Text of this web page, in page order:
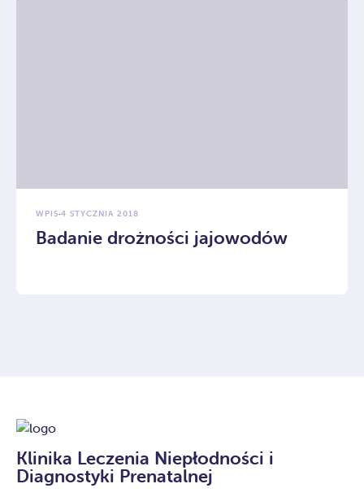
WPIS·4 STYCZNIA 2018
Badanie drożności jajowodów
Klinika Leczenia Niepłodności i
Diagnostyki Prenatalnej